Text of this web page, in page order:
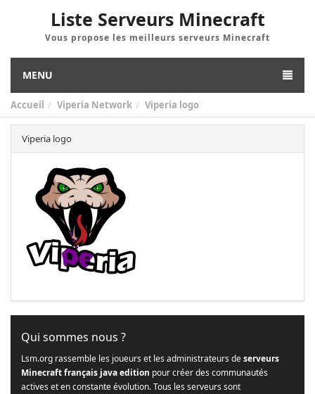
Liste Serveurs Minecraft
Vous propose les meilleurs serveurs Minecraft
MENU
Accueil Viperia Network Viperia logo
Viperia logo
Qui sommes nous ?
Lsm.org rassemble les joueurs et les administrateurs deserveurs
Minecraft français java edition pour créer des communautés
actives et en constante évolution. Tous les serveurs sont